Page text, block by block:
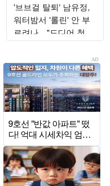
'브브걸 탈퇴' 남유정,
워터밤서 '롤린' 안 부
르려나…"드디어 첫 솔
로 앨범"